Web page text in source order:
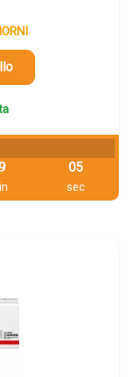
€.
04
sec